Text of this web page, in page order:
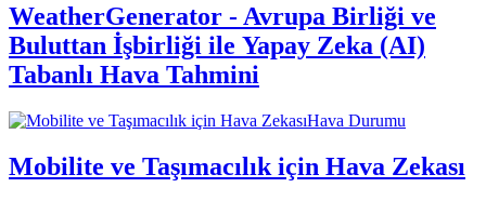
WeatherGenerator - Avrupa Birliği ve
Buluttan İşbirliği ile Yapay Zeka (AI)
Tabanlı Hava Tahmini
Hava Durumu
Mobilite ve Taşımacılık için Hava Zekası